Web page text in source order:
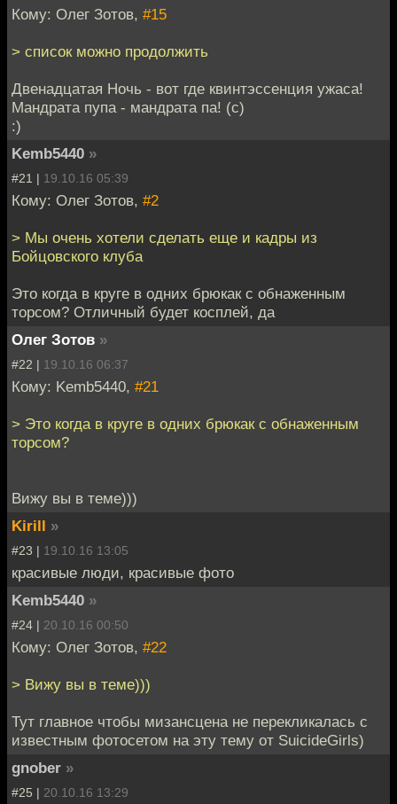
Кому: Олег Зотов, #15
> список можно продолжить
Двенадцатая Ночь - вот где квинтэссенция ужаса!
Мандрата пупа - мандрата па! (с)
:)
Kemb5440 »
#21 | 19.10.16 05:39
Кому: Олег Зотов, #2
> Мы очень хотели сделать еще и кадры из
Бойцовского клуба
Это когда в круге в одних брюкак с обнаженным
торсом? Отличный будет косплей, да
Олег Зотов »
#22 | 19.10.16 06:37
Кому: Kemb5440, #21
> Это когда в круге в одних брюкак с обнаженным
торсом?
Вижу вы в теме)))
Kirill »
#23 | 19.10.16 13:05
красивые люди, красивые фото
Kemb5440 »
#24 | 20.10.16 00:50
Кому: Олег Зотов, #22
> Вижу вы в теме)))
Тут главное чтобы мизансцена не перекликалась с
известным фотосетом на эту тему от SuicideGirls)
gnober »
#25 | 20.10.16 13:29